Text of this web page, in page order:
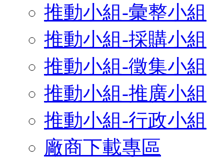
推動小組-彙整小組
推動小組-採購小組
推動小組-徵集小組
推動小組-推廣小組
推動小組-行政小組
廠商下載專區